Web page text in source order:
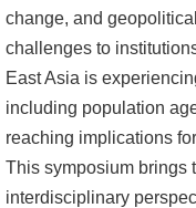
研
究
消
息
公
告
change, and
challenges to
East Asia is
including population
reaching implications
This symposium brings
interdisciplinary